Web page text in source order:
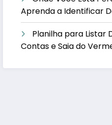
Aprenda a Identificar
Planilha para Listar
Contas e Saia do